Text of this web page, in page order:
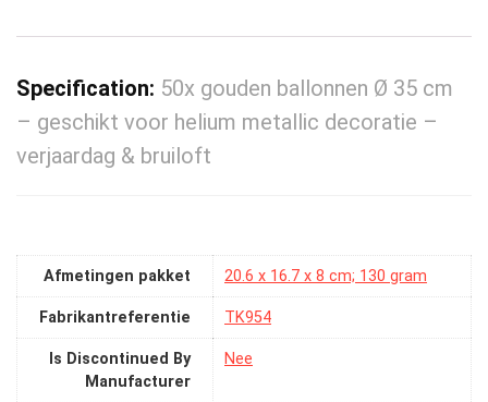
Specification: 50x gouden ballonnen Ø 35 cm
– geschikt voor helium metallic decoratie –
verjaardag & bruiloft
Afmetingen pakket ‎20.6 x 16.7 x 8 cm; 130 gram
Fabrikantreferentie ‎TK954
Is Discontinued By
Manufacturer
‎Nee